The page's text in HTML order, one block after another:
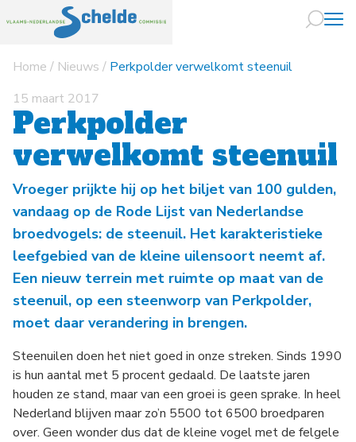
Naar
Home / Nieuws / Perkpolder verwelkomt steenuil
15 maart 2017
Perkpolder
verwelkomt steenuil
Vroeger prijkte hij op het biljet van 100 gulden,
vandaag op de Rode Lijst van Nederlandse
broedvogels: de steenuil. Het karakteristieke
leefgebied van de kleine uilensoort neemt af.
Een nieuw terrein met ruimte op maat van de
steenuil, op een steenworp van Perkpolder,
moet daar verandering in brengen.
Steenuilen doen het niet goed in onze streken. Sinds 1990
is hun aantal met 5 procent gedaald. De laatste jaren
houden ze stand, maar van een groei is geen sprake. In heel
Nederland blijven maar zo’n 5500 tot 6500 broedparen
over. Geen wonder dus dat de kleine vogel met de felgele